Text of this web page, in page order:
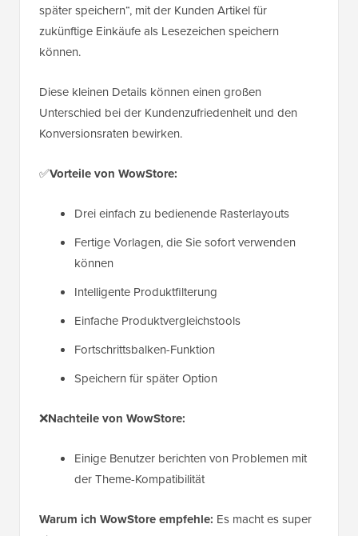
später speichern“, mit der Kunden Artikel für
zukünftige Einkäufe als Lesezeichen speichern
können.
Diese kleinen Details können einen großen
Unterschied bei der Kundenzufriedenheit und den
Konversionsraten bewirken.
✅Vorteile von WowStore:
Drei einfach zu bedienende Rasterlayouts
Fertige Vorlagen, die Sie sofort verwenden
können
Intelligente Produktfilterung
Einfache Produktvergleichstools
Fortschrittsbalken-Funktion
Speichern für später Option
❌Nachteile von WowStore:
Einige Benutzer berichten von Problemen mit
der Theme-Kompatibilität
Warum ich WowStore empfehle: Es macht es super